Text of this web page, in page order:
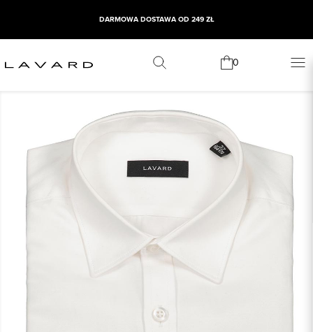
DARMOWA DOSTAWA OD 249 ZŁ
0